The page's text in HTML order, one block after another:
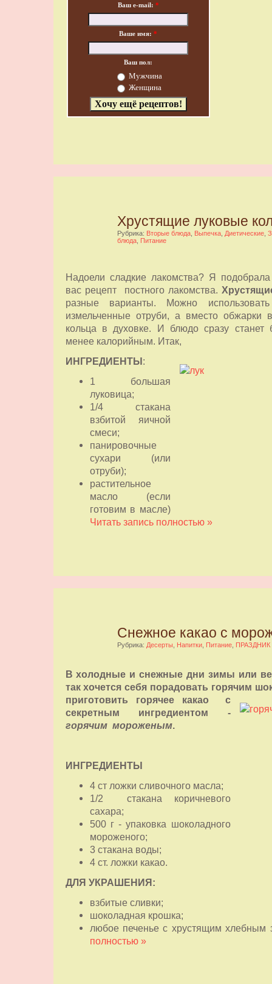
Ваш e-mail: *
Ваше имя: *
Ваш пол:
Мужчина
Женщина
Хрустящие луковые
Рубрика: Вторые блюда, Выпечка, Диетические,
блюда, Питание
Надоели сладкие лакомства? Я
вас рецепт постного лакомства.
разные варианты. Можно
измельченные отруби, а вместо обжарки
кольца в духовке. И блюдо сразу станет
менее калорийным. Итак,
ИНГРЕДИЕНТЫ :
1 большая
луковица;
1/4 стакана
взбитой яичной
смеси;
панировочные
сухари (или
отруби);
растительное
масло (если
готовим в масле)
Читать запись полностью »
Снежное какао с
Рубрика: Десерты, Напитки, Питание, ПРАЗДНИК
В холодные и снежные дни зимы или
так хочется себя порадовать горячим
приготовить горячее какао
с
секретным ингредиентом -
горячим мороженым.
ИНГРЕДИЕНТЫ
4 ст ложки сливочного масла;
1/2 стакана коричневого
сахара;
500 г - упаковка шоколадного
мороженого;
3 стакана воды;
4 ст. ложки какао.
ДЛЯ УКРАШЕНИЯ:
взбитые сливки;
шоколадная крошка;
любое печенье с хрустящим хлебным
полностью »